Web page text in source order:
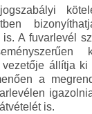
A fuvarlevél
állítja ki
a
is.